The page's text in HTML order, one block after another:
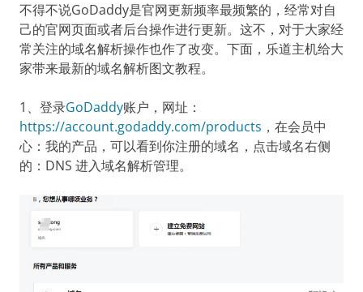
不得不说GoDaddy是官网更新频率最频繁的，经常对自
己的官网页面或者后台操作进行更新。这不，对于大家经
常关注的域名解析操作也作了改变。下面，乐道主机给大
家带来最新的域名解析图文教程。
1、登录GoDaddy账户，网址：
https://account.godaddy.com/products ，在会员中
心：我的产品，可以看到你注册的域名，点击域名右侧
的：DNS 进入域名解析管理。